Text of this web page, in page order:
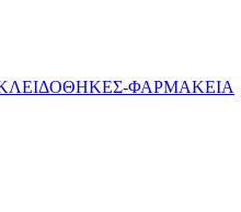
ΦΑΡΜΑΚΕΙΑ